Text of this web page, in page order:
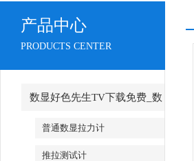
产品中心
PRODUCTS CENTER
数显好色先生TV下载免费_数
字好色先生TV下载免费
普通数显拉力计
推拉测试计